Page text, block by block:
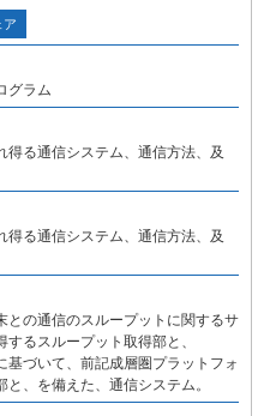
ア
グラム
る通信システム、通信方法、及
る通信システム、通信方法、及
との通信のスループットに関するサ
るスループット取得部と、
づいて、前記成層圏プラットフォ
、を備えた、通信システム。